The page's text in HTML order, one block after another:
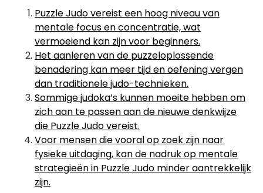
Puzzle Judo vereist een hoog niveau van
mentale focus en concentratie, wat
vermoeiend kan zijn voor beginners.
Het aanleren van de puzzeloplossende
benadering kan meer tijd en oefening vergen
dan traditionele judo-technieken.
Sommige judoka’s kunnen moeite hebben om
zich aan te passen aan de nieuwe denkwijze
die Puzzle Judo vereist.
Voor mensen die vooral op zoek zijn naar
fysieke uitdaging, kan de nadruk op mentale
strategieën in Puzzle Judo minder aantrekkelijk
zijn.